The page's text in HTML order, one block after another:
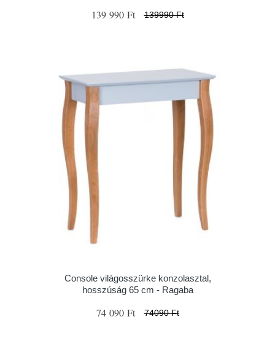
139 990 Ft 139990 Ft
Console világosszürke konzolasztal,
hosszúság 65 cm - Ragaba
74 090 Ft 74090 Ft